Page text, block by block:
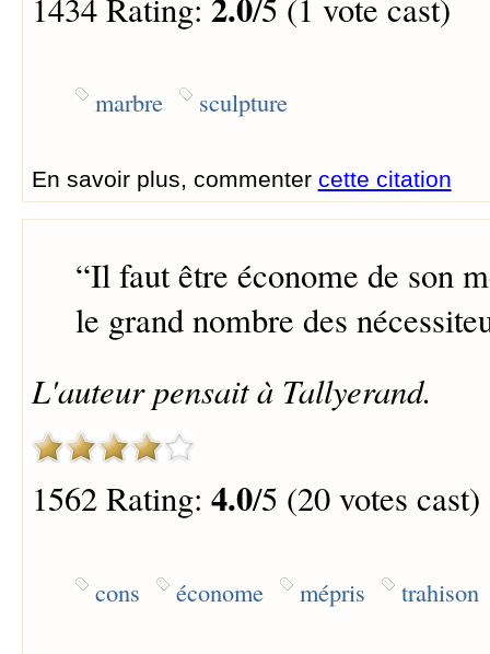
marbre sculpture
En savoir plus, commenter cette citation
“Il faut être économe de son
le grand nombre des
L'auteur pensait à Tallyerand.
1562 Rating: 4.0/5 (20 votes cast)
cons économe mépris trahison